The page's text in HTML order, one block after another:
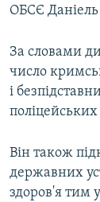
СВІДЧЕННЯ
УКРАЇНСЬКА
ІНФОГРАФІКА
Qırımtatar
ДОЛУЧАЙСЯ!
Усі сайти
ОБСЄ
За словами
число
і
поліцейських
Він також
державних
здоров'я тим